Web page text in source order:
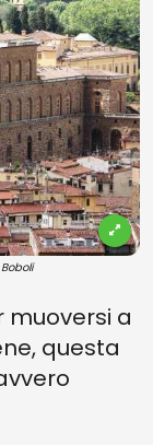
muoversi a
questa